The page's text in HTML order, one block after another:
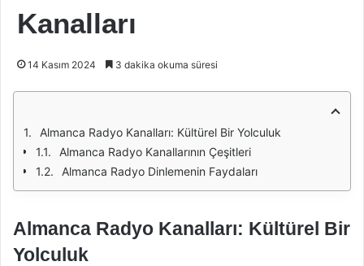
Kanalları
14 Kasım 2024 3 dakika okuma süresi
Almanca Radyo Kanalları: Kültürel Bir Yolculuk
Almanca Radyo Kanallarının Çeşitleri
Almanca Radyo Dinlemenin Faydaları
Almanca Radyo Kanalları: Kültürel Bir
Yolculuk